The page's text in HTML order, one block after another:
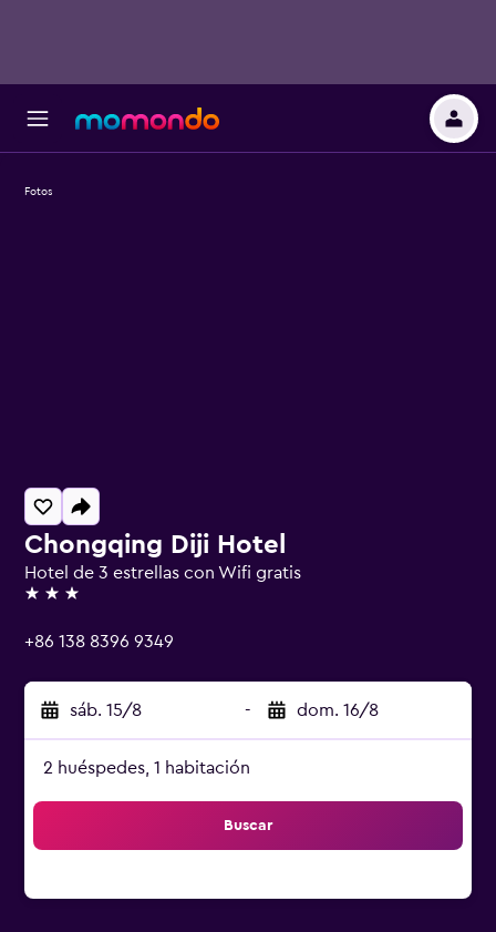
Chongqing Diji Hotel
Hotel de 3 estrellas con Wifi gratis
3 estrellas
+86 138 8396 9349
sáb. 15/8 - dom. 16/8
2 huéspedes, 1 habitación
Buscar
Fotos